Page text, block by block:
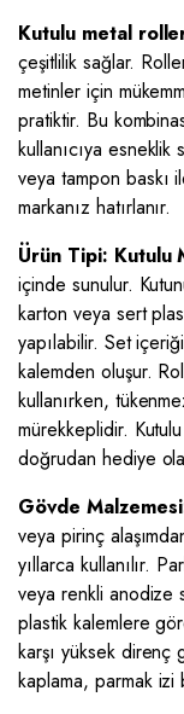
Kutulu metal
çeşitlilik sağlar.
metinler için
pratiktir. Bu
kullanıcıya
veya tampon baskı
markanız hatırlanır.
Ürün Tipi: Kutulu
içinde sunulur.
karton veya sert
yapılabilir. Set
kalemden oluşur.
kullanırken,
mürekkeplidir.
doğrudan hediye
Gövde
veya pirinç
yıllarca kullanılır.
veya renkli anodize
plastik kalemlere
karşı yüksek
kaplama, parmak izi